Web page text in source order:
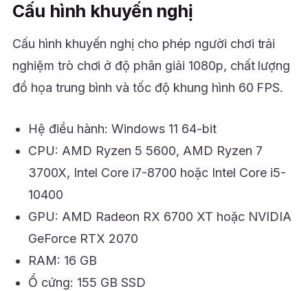
Cấu hình khuyến nghị
Cấu hình khuyến nghị cho phép người chơi trải
nghiệm trò chơi ở độ phân giải 1080p, chất lượng
đồ họa trung bình và tốc độ khung hình 60 FPS.
Hệ điều hành: Windows 11 64-bit
CPU: AMD Ryzen 5 5600, AMD Ryzen 7
3700X, Intel Core i7-8700 hoặc Intel Core i5-
10400
GPU: AMD Radeon RX 6700 XT hoặc NVIDIA
GeForce RTX 2070
RAM: 16 GB
Ổ cứng: 155 GB SSD